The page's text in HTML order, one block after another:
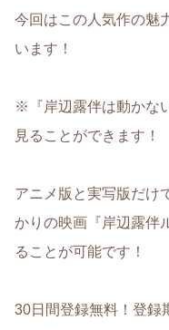
今回はこの人気作の魅
います！
※『岸辺露伴は動かな
見ることができます！
アニメ版と実写版だけ
かりの映画『岸辺露伴
ることが可能です！
30日間登録無料！登録